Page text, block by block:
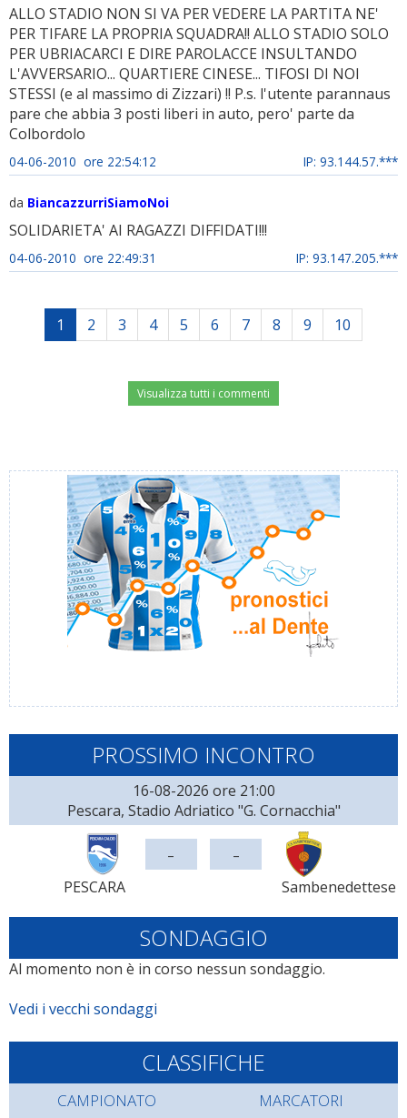
ALLO STADIO NON SI VA PER VEDERE LA PARTITA NE'
PER TIFARE LA PROPRIA SQUADRA!! ALLO STADIO SOLO
PER UBRIACARCI E DIRE PAROLACCE INSULTANDO
L'AVVERSARIO... QUARTIERE CINESE... TIFOSI DI NOI
STESSI (e al massimo di Zizzari) !! P.s. l'utente parannaus
pare che abbia 3 posti liberi in auto, pero' parte da
Colbordolo
04-06-2010 ore 22:54:12 IP: 93.144.57.***
da BiancazzurriSiamoNoi
SOLIDARIETA' AI RAGAZZI DIFFIDATI!!!
04-06-2010 ore 22:49:31 IP: 93.147.205.***
1 2 3 4 5 6 7 8 9 10
Visualizza tutti i commenti
PROSSIMO INCONTRO
16-08-2026 ore 21:00
Pescara, Stadio Adriatico "G. Cornacchia"
PESCARA
- -
Sambenedettese
SONDAGGIO
Al momento non è in corso nessun sondaggio.
Vedi i vecchi sondaggi
CLASSIFICHE
CAMPIONATO MARCATORI